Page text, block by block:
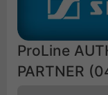
ProLine
PARTNER